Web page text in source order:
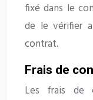
fixé dans le
de le vérifier
contrat.
Frais de
Les frais de